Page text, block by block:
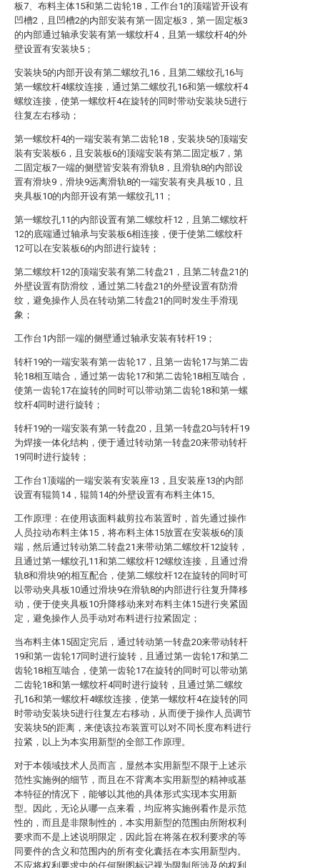
板7、布料主体15和第二齿轮18，工作台1的顶端皆开设有
凹槽2，且凹槽2的内部安装有第一固定板3，第一固定板3
的内部通过轴承安装有第一螺纹杆4，且第一螺纹杆4的外
壁设置有安装块5；
安装块5的内部开设有第二螺纹孔16，且第二螺纹孔16与
第一螺纹杆4螺纹连接，通过第二螺纹孔16和第一螺纹杆4
螺纹连接，使第一螺纹杆4在旋转的同时带动安装块5进行
往复左右移动；
第一螺纹杆4的一端安装有第二齿轮18，安装块5的顶端安
装有安装板6，且安装板6的顶端安装有第二固定板7，第
二固定板7一端的侧壁皆安装有滑轨8，且滑轨8的内部设
置有滑块9，滑块9远离滑轨8的一端安装有夹具板10，且
夹具板10的内部开设有第一螺纹孔11；
第一螺纹孔11的内部设置有第二螺纹杆12，且第二螺纹杆
12的底端通过轴承与安装板6相连接，便于使第二螺纹杆
12可以在安装板6的内部进行旋转；
第二螺纹杆12的顶端安装有第二转盘21，且第二转盘21的
外壁设置有防滑纹，通过第二转盘21的外壁设置有防滑
纹，避免操作人员在转动第二转盘21的同时发生手滑现
象；
工作台1内部一端的侧壁通过轴承安装有转杆19；
转杆19的一端安装有第一齿轮17，且第一齿轮17与第二齿
轮18相互啮合，通过第一齿轮17和第二齿轮18相互啮合，
使第一齿轮17在旋转的同时可以带动第二齿轮18和第一螺
纹杆4同时进行旋转；
转杆19的一端安装有第一转盘20，且第一转盘20与转杆19
为焊接一体化结构，便于通过转动第一转盘20来带动转杆
19同时进行旋转；
工作台1顶端的一端安装有安装座13，且安装座13的内部
设置有辊筒14，辊筒14的外壁设置有布料主体15。
工作原理：在使用该面料裁剪拉布装置时，首先通过操作
人员拉动布料主体15，将布料主体15放置在安装板6的顶
端，然后通过转动第二转盘21来带动第二螺纹杆12旋转，
且通过第一螺纹孔11和第二螺纹杆12螺纹连接，且通过滑
轨8和滑块9的相互配合，使第二螺纹杆12在旋转的同时可
以带动夹具板10通过滑块9在滑轨8的内部进行往复升降移
动，便于使夹具板10升降移动来对布料主体15进行夹紧固
定，避免操作人员手动对布料进行拉紧固定；
当布料主体15固定完后，通过转动第一转盘20来带动转杆
19和第一齿轮17同时进行旋转，且通过第一齿轮17和第二
齿轮18相互啮合，使第一齿轮17在旋转的同时可以带动第
二齿轮18和第一螺纹杆4同时进行旋转，且通过第二螺纹
孔16和第一螺纹杆4螺纹连接，使第一螺纹杆4在旋转的同
时带动安装块5进行往复左右移动，从而便于操作人员调节
安装块5的距离，来使该拉布装置可以对不同长度布料进行
拉紧，以上为本实用新型的全部工作原理。
对于本领域技术人员而言，显然本实用新型不限于上述示
范性实施例的细节，而且在不背离本实用新型的精神或基
本特征的情况下，能够以其他的具体形式实现本实用新
型。因此，无论从哪一点来看，均应将实施例看作是示范
性的，而且是非限制性的，本实用新型的范围由所附权利
要求而不是上述说明限定，因此旨在将落在权利要求的等
同要件的含义和范围内的所有变化囊括在本实用新型内。
不应将权利要求中的任何附图标记视为限制所涉及的权利